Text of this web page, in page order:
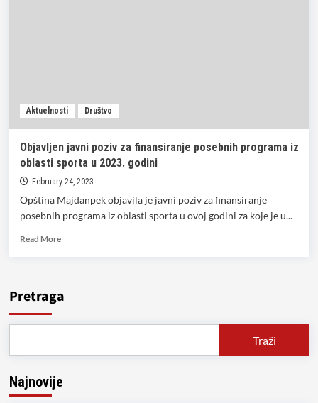
Aktuelnosti Društvo
Objavljen javni poziv za finansiranje posebnih programa iz
oblasti sporta u 2023. godini
February 24, 2023
Opština Majdanpek objavila je javni poziv za finansiranje
posebnih programa iz oblasti sporta u ovoj godini za koje je u...
Read MoreRead
javni
poziv
programa
oblasti
Pretraga
Traži
Najnovije